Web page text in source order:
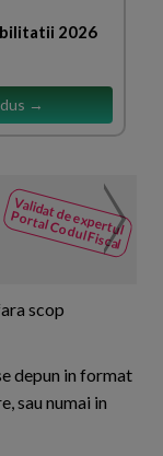
2026
→
Validat de expertul
Portal Codul Fiscal
scop
depun in format
sau numai in